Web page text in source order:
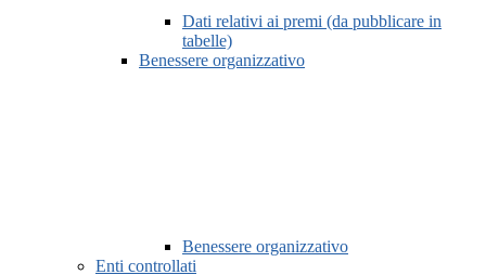
Dati relativi ai premi (da pubblicare in
tabelle)
Benessere organizzativo
Benessere organizzativo
Enti controllati